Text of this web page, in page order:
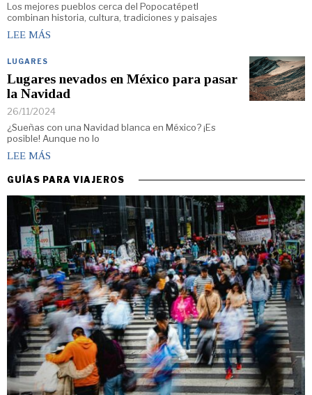
Los mejores pueblos cerca del Popocatépetl
combinan historia, cultura, tradiciones y paisajes
LEE MÁS
LUGARES
Lugares nevados en México para pasar
la Navidad
26/11/2024
¿Sueñas con una Navidad blanca en México? ¡Es
posible! Aunque no lo
LEE MÁS
GUÍAS PARA VIAJEROS